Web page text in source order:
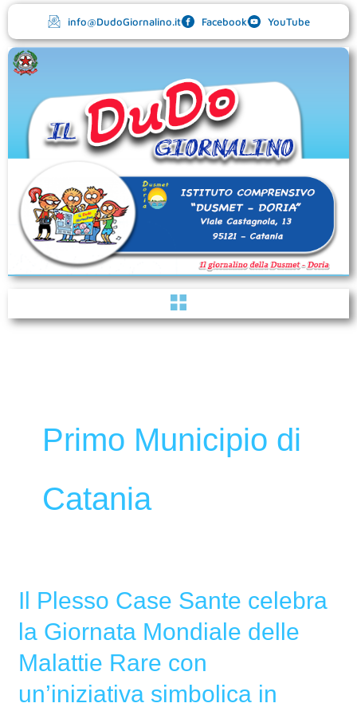
contenuto
info@DudoGiornalino.it Facebook YouTube
Menu
Primo Municipio di
Catania
Il Plesso Case Sante celebra
la Giornata Mondiale delle
Malattie Rare con
un’iniziativa simbolica in
Il
Case
Sante
la